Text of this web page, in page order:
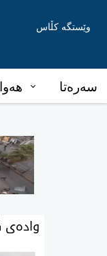
وێستگە کڵاس
سەرەتا
واده‌ی